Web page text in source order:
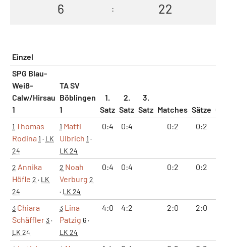
6 : 22
Einzel
SPG Blau-
Weiß-
Calw/Hirsau
1
TA SV
Böblingen
1
1.
Satz
2.
Satz
3.
Satz Matches Sätze
1 Thomas
Rodina 1 · LK
24
1 Matti
Ulbrich 1 ·
LK 24
0:4 0:4 0:2 0:2
2 Annika
Höfle 2 · LK
24
2 Noah
Verburg 2
· LK 24
0:4 0:4 0:2 0:2
3 Chiara
Schäffler3·
LK 24
3 Lina
Patzig 6·
LK 24
4:0 4:2 2:0 2:0